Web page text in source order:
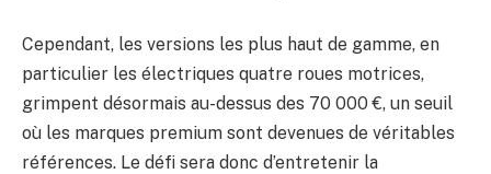
Cependant, les versions les plus haut de gamme, en
particulier les électriques quatre roues motrices,
grimpent désormais au-dessus des 70 000 €, un seuil
où les marques premium sont devenues de véritables
références. Le défi sera donc d’entretenir la